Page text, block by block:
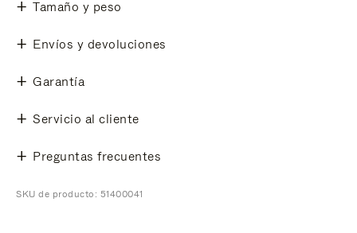
Tamaño y peso
Envíos y devoluciones
Garantía
Servicio al cliente
Preguntas frecuentes
SKU de producto: 51400041